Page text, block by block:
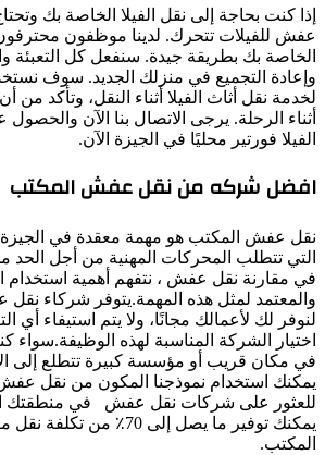
إذا كنت بحاجة إلى نقل الفيلا الخاصة بك
عفش للفيلات تتحرك. لدينا موظفون محترفون
الخاصة بك بطريقة جيدة. سنفعل كل التعبئة
وإعادة التجميع في منزلك الجديد. سوف
لخدمة نقل أثاث الفيلا أثناء النقل، وتأكد من
أثناء الرحلة. يرجى الاتصال بنا الآن
الفيلا فورتير محليًا في الجيزة الآن.
افضل شركه من نقل عفش المكتب
نقل عفش المكتب هو مهمة معقدة في الجيزة
التي تتطلب المحركات المهنية من أجل الحد
في مقارنة نقل عفش ، نتفهم أهمية استخدام
والمعتمد لمثل هذه المهمة.يتوفر شركاء
لنوفر لك لأعمالك مجانًا، ولا يتم استيفاء أي
اختيار الشركة المناسبة لهذه الوظيفة.سواء
في مكان قريب أو مؤسسة كبيرة تتطلع إلى
يمكنك استخدام نموذجنا المكون من نقل
للعثور على شركات نقل عفش في منطقتك
يمكنك توفير ما يصل إلى 70٪
المكتب.